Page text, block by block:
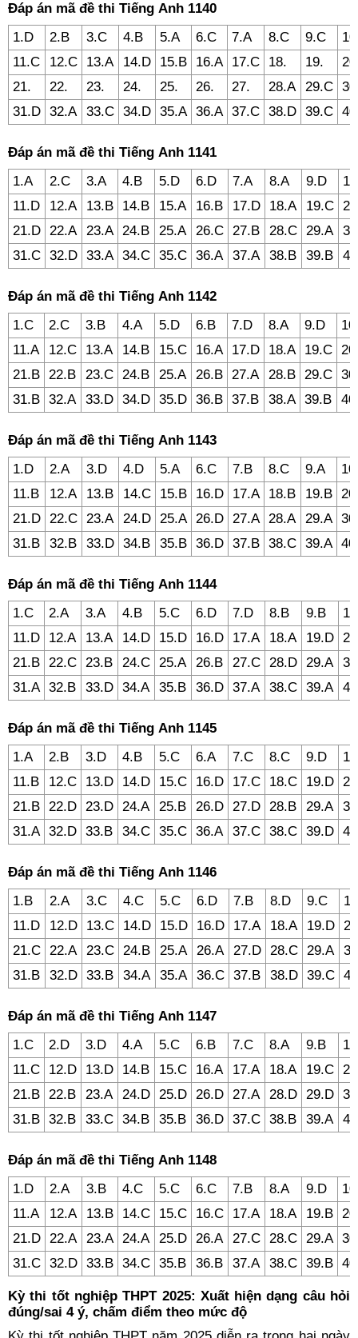
Đáp án mã đề thi Tiếng Anh 1140
1.D
2.B 3.C 4.B 5.A 6.C 7.A 8.C 9.C
11.C
12.C 13.A 14.D 15.B 16.A 17.C 18. 19.
21.
22. 23. 24. 25. 26. 27. 28.A 29.C
31.D 32.A 33.C 34.D 35.A 36.A 37.C 38.D 39.C
Đáp án mã đề thi Tiếng Anh 1141
1.A
2.C 3.A 4.B 5.D 6.D 7.A 8.A 9.D
11.D
12.A 13.B 14.B 15.A 16.B 17.D 18.A 19.C
21.D 22.A 23.A 24.B 25.A 26.C 27.B 28.C 29.A
31.C 32.D 33.A 34.C 35.C 36.A 37.A 38.B 39.B
Đáp án mã đề thi Tiếng Anh 1142
1.C
2.C 3.B 4.A 5.D 6.B 7.D 8.A 9.D
11.A
12.C 13.A 14.B 15.C 16.A 17.D 18.A 19.C
21.B 22.B 23.C 24.B 25.A 26.B 27.A 28.B 29.C
31.B 32.A 33.D 34.D 35.D 36.B 37.B 38.A 39.B
Đáp án mã đề thi Tiếng Anh 1143
1.D
2.A 3.D 4.D 5.A 6.C 7.B 8.C 9.A
11.B
12.A 13.B 14.C 15.B 16.D 17.A 18.B 19.B
21.D 22.C 23.A 24.D 25.A 26.D 27.A 28.A 29.A
31.B
32.B 33.D 34.B 35.B 36.D 37.B 38.C 39.A
Đáp án mã đề thi Tiếng Anh 1144
1.C
2.A 3.A 4.B 5.C 6.D 7.D 8.B 9.B
11.D
12.A 13.A 14.D 15.D 16.D 17.A 18.A 19.D
21.B 22.C 23.B 24.C 25.A 26.B 27.C 28.D 29.A
31.A 32.B 33.D 34.A 35.B 36.D 37.A 38.C 39.A
Đáp án mã đề thi Tiếng Anh 1145
1.A
2.B 3.D 4.B 5.C 6.A 7.C 8.C 9.D
11.B
12.C 13.D 14.D 15.C 16.D 17.C 18.C 19.D
21.B 22.D 23.D 24.A 25.B 26.D 27.D 28.B 29.A
31.A 32.D 33.B 34.C 35.C 36.A 37.C 38.C 39.D
Đáp án mã đề thi Tiếng Anh 1146
1.B
2.A 3.C 4.C 5.C 6.D 7.B 8.D 9.C
11.D
12.D 13.C 14.D 15.D 16.D 17.A 18.A 19.D
21.C 22.A 23.C 24.B 25.A 26.A 27.D 28.C 29.A
31.B
32.D 33.B 34.A 35.A 36.C 37.B 38.D 39.C
Đáp án mã đề thi Tiếng Anh 1147
1.C
2.D 3.D 4.A 5.C 6.B 7.C 8.A 9.B
11.C
12.D 13.D 14.B 15.C 16.A 17.A 18.A 19.C
21.B 22.B 23.A 24.D 25.D 26.D 27.A 28.D 29.D
31.B 32.B 33.C 34.B 35.B 36.D 37.C 38.B 39.A
Đáp án mã đề thi Tiếng Anh 1148
1.D
2.A 3.B 4.C 5.C 6.C 7.B 8.A 9.D
11.A
12.A 13.B 14.C 15.C 16.C 17.A 18.A 19.B
21.D 22.A 23.A 24.A 25.D 26.A 27.C 28.C 29.A
31.C 32.D 33.B 34.C 35.B 36.B 37.A 38.C 39.B
Kỳ thi tốt nghiệp THPT 2025: Xuất hiện dạng câu hỏi
đúng/sai 4 ý, chấm điểm theo mức độ